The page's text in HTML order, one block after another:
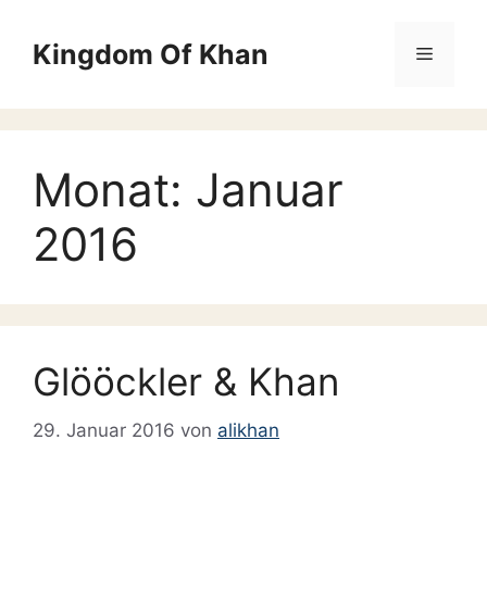
Inhalt
springen
Kingdom Of Khan Menü
Monat: Januar
2016
Glööckler & Khan
29. Januar 2016 von alikhan